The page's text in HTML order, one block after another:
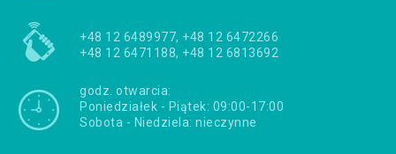
+48 12 6489977, +48 12 6472266
+48 12 6471188, +48 12 6813692
godz. otwarcia:
Poniedziałek - Piątek: 09:00-17:00
Sobota - Niedziela: nieczynne